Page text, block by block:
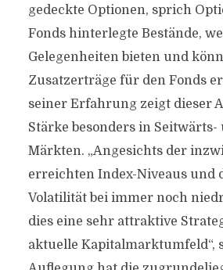
gedeckte Optionen, sprich
Fonds hinterlegte Bestände,
Gelegenheiten bieten und
Zusatzerträge für den Fonds
seiner Erfahrung zeigt dieser
Stärke besonders in
Märkten. „Angesichts der
erreichten Index-Niveaus und
Volatilität bei immer noch
dies eine sehr attraktive
aktuelle Kapitalmarktumfeld“,